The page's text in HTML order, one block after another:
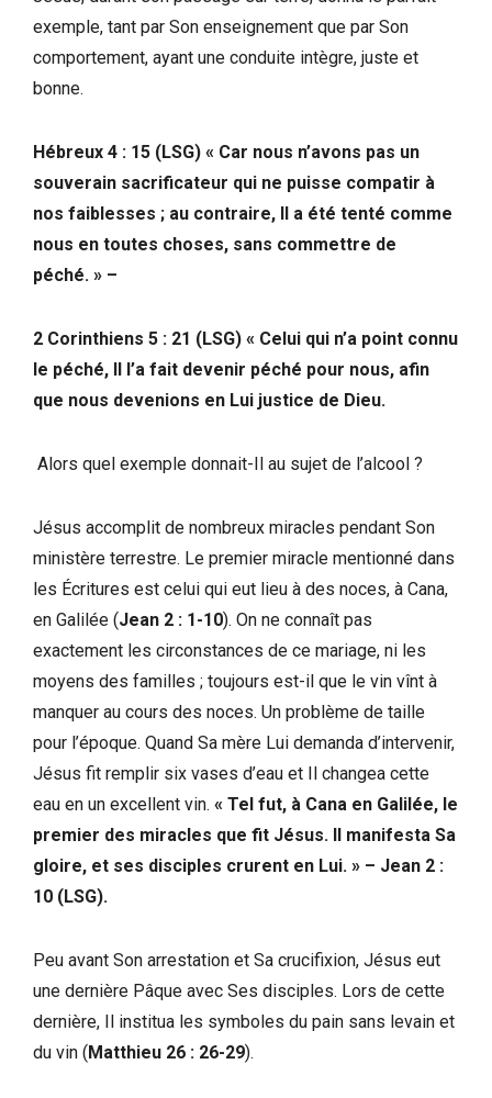
exemple, tant par Son enseignement que par Son
comportement, ayant une conduite intègre, juste et
bonne.
Hébreux 4 : 15 (LSG) « Car nous n’avons pas un
souverain sacrificateur qui ne puisse compatir à
nos faiblesses ; au contraire, Il a été tenté comme
nous en toutes choses, sans commettre de
péché. » –
2 Corinthiens 5 : 21 (LSG) « Celui qui n’a point connu
le péché, Il l’a fait devenir péché pour nous, afin
que nous devenions en Lui justice de Dieu.
Alors quel exemple donnait-Il au sujet de l’alcool ?
Jésus accomplit de nombreux miracles pendant Son
ministère terrestre. Le premier miracle mentionné dans
les Écritures est celui qui eut lieu à des noces, à Cana,
en Galilée (Jean 2 : 1-10). On ne connaît pas
exactement les circonstances de ce mariage, ni les
moyens des familles ; toujours est-il que le vin vînt à
manquer au cours des noces. Un problème de taille
pour l’époque. Quand Sa mère Lui demanda d’intervenir,
Jésus fit remplir six vases d’eau et Il changea cette
eau en un excellent vin. « Tel fut, à Cana en Galilée, le
premier des miracles que fit Jésus. Il manifesta Sa
gloire, et ses disciples crurent en Lui. » – Jean 2 :
10 (LSG).
Peu avant Son arrestation et Sa crucifixion, Jésus eut
une dernière Pâque avec Ses disciples. Lors de cette
dernière, Il institua les symboles du pain sans levain et
du vin ( Matthieu 26 : 26-29).